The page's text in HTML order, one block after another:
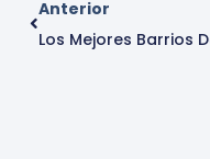
Anterior